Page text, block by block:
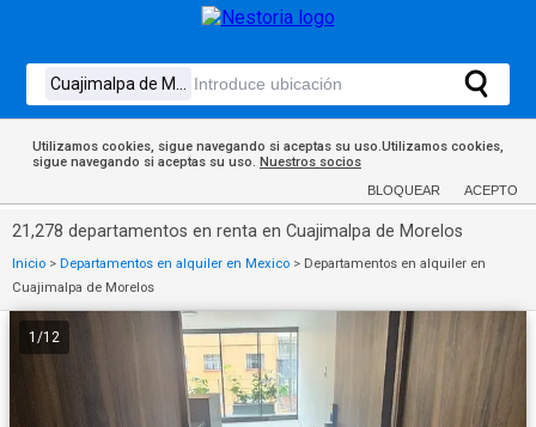
Utilizamos cookies, sigue navegando si aceptas su uso.Utilizamos cookies,
sigue navegando si aceptas su uso. Nuestros socios
BLOQUEAR ACEPTO
21,278 departamentos en renta en Cuajimalpa de Morelos
Inicio > Departamentos en alquiler en Mexico > Departamentos en alquiler en
Cuajimalpa de Morelos
1 /12